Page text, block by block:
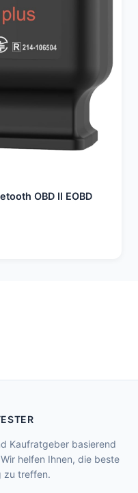
OBD II EOBD
Kaufratgeber basierend
helfen Ihnen, die beste
zu treffen.